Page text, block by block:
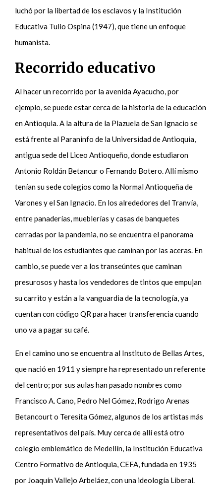
luchó por la libertad de los esclavos y la Institución
Educativa Tulio Ospina (1947), que tiene un enfoque
humanista.
Recorrido educativo
Al hacer un recorrido por la avenida Ayacucho, por
ejemplo, se puede estar cerca de la historia de la educación
en Antioquia. A la altura de la Plazuela de San Ignacio se
está frente al Paraninfo de la Universidad de Antioquia,
antigua sede del Liceo Antioqueño, donde estudiaron
Antonio Roldán Betancur o Fernando Botero. Allí mismo
tenían su sede colegios como la Normal Antioqueña de
Varones y el San Ignacio. En los alrededores del Tranvía,
entre panaderías, mueblerías y casas de banquetes
cerradas por la pandemia, no se encuentra el panorama
habitual de los estudiantes que caminan por las aceras. En
cambio, se puede ver a los transeúntes que caminan
presurosos y hasta los vendedores de tintos que empujan
su carrito y están a la vanguardia de la tecnología, ya
cuentan con código QR para hacer transferencia cuando
uno va a pagar su café.
En el camino uno se encuentra al Instituto de Bellas Artes,
quenació en 1911 y siempre ha representado un referente
del centro; por sus aulas han pasado nombres como
Francisco A. Cano, Pedro Nel Gómez, Rodrigo Arenas
Betancourto Teresita Gómez,algunos de los artistas más
representativos del país. Muy cerca de allí está otro
colegio emblemático de Medellín, la Institución Educativa
Centro Formativo de Antioquia, CEFA, fundadaen 1935
por Joaquín Vallejo Arbeláez,con una ideología Liberal.